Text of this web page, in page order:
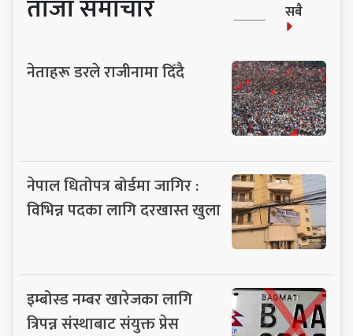
ताजा समाचार सबै
नेताहरू डरले राजीनामा दिँदै
नेपाल धितोपत्र बोर्डमा जागिर :
विभिन्न पदका लागि दरखास्त खुला
इम्बोस्ड नम्बर खारेजका लागि
त्रिपन्न संस्थाबाट संयुक्त प्रेस